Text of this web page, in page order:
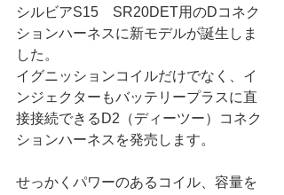
シルビアS15　SR20DET用のDコネク
ションハーネスに新モデルが誕生しま
した。
イグニッションコイルだけでなく、イ
ンジェクターもバッテリープラスに直
接接続できるD2（ディーツー）コネク
ションハーネスを発売します。
せっかくパワーのあるコイル、容量を